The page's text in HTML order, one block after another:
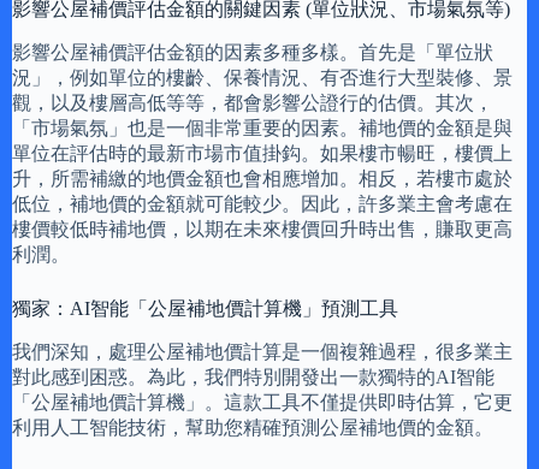
影響公屋補價評估金額的關鍵因素 (單位狀況、市場氣氛等)
影響公屋補價評估金額的因素多種多樣。首先是「單位狀
況」，例如單位的樓齡、保養情況、有否進行大型裝修、景
觀，以及樓層高低等等，都會影響公證行的估價。其次，
「市場氣氛」也是一個非常重要的因素。補地價的金額是與
單位在評估時的最新市場市值掛鈎。如果樓市暢旺，樓價上
升，所需補繳的地價金額也會相應增加。相反，若樓市處於
低位，補地價的金額就可能較少。因此，許多業主會考慮在
樓價較低時補地價，以期在未來樓價回升時出售，賺取更高
利潤。
獨家：AI智能「公屋補地價計算機」預測工具
我們深知，處理公屋補地價計算是一個複雜過程，很多業主
對此感到困惑。為此，我們特別開發出一款獨特的AI智能
「公屋補地價計算機」。這款工具不僅提供即時估算，它更
利用人工智能技術，幫助您精確預測公屋補地價的金額。